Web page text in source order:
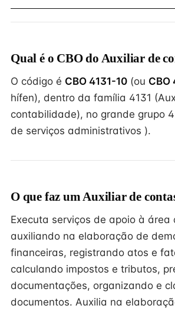
Qual é o CBO do Auxiliar de
O código é CBO 4131-10 (ou CBO
hífen), dentro da família 4131
contabilidade), no grande grupo
de serviços administrativos ).
O que faz um Auxiliar de
Executa serviços de apoio à área
auxiliando na elaboração de
financeiras, registrando atos e
calculando impostos e tributos,
documentações, organizando e
documentos. Auxilia na